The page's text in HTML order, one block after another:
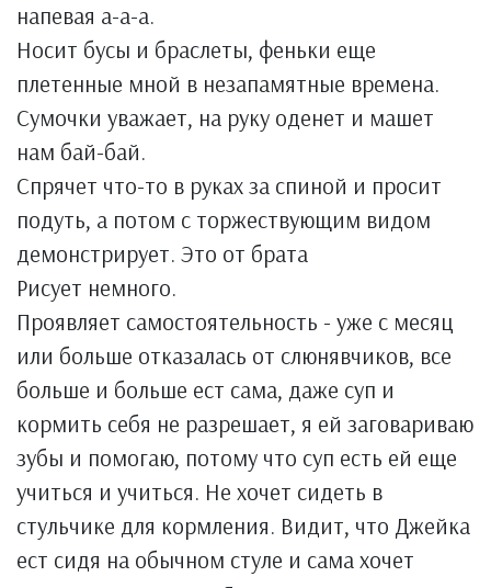
напевая а-а-а.
Носит бусы и браслеты, феньки еще
плетенные мной в незапамятные времена.
Сумочки уважает, на руку оденет и машет
нам бай-бай.
Спрячет что-то в руках за спиной и просит
подуть, а потом с торжествующим видом
демонстрирует. Это от брата
Рисует немного.
Проявляет самостоятельность - уже с месяц
или больше отказалась от слюнявчиков, все
больше и больше ест сама, даже суп и
кормить себя не разрешает, я ей заговариваю
зубы и помогаю, потому что суп есть ей еще
учиться и учиться. Не хочет сидеть в
стульчике для кормления. Видит, что Джейка
ест сидя на обычном стуле и сама хочет